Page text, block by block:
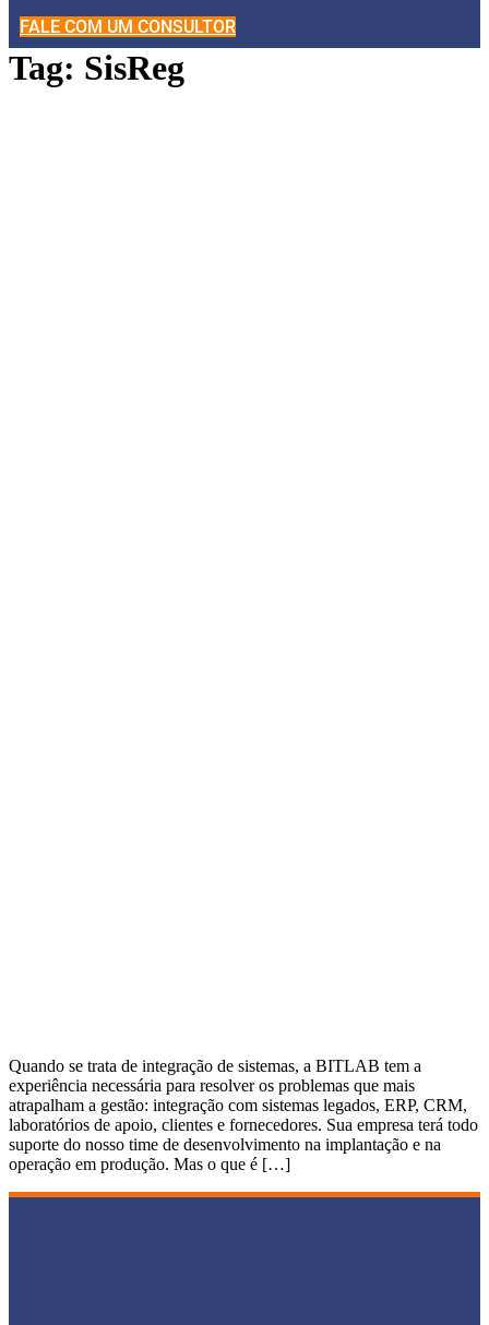
FALE COM UM CONSULTOR
Tag: SisReg
Quando se trata de integração de sistemas, a BITLAB tem a
experiência necessária para resolver os problemas que mais
atrapalham a gestão: integração com sistemas legados, ERP, CRM,
laboratórios de apoio, clientes e fornecedores. Sua empresa terá todo
suporte do nosso time de desenvolvimento na implantação e na
operação em produção. Mas o que é […]